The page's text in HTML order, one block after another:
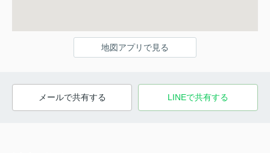
地図アプリで見る
メールで共有する LINEで共有する